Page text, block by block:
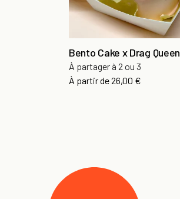
Bento Cake x Drag Queen
À partager à 2 ou 3
À partir de26,00 €